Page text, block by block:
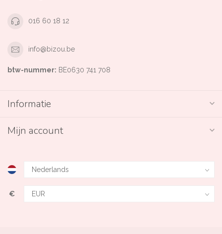
016 60 18 12
info@bizou.be
btw-nummer: BE0630 741 708
Informatie
Mijn account
€